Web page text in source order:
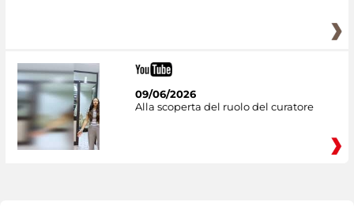
09/06/2026
Alla scoperta del ruolo del curatore